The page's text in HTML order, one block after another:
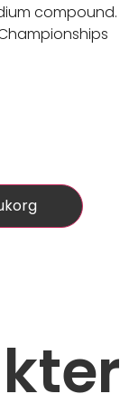
compound.